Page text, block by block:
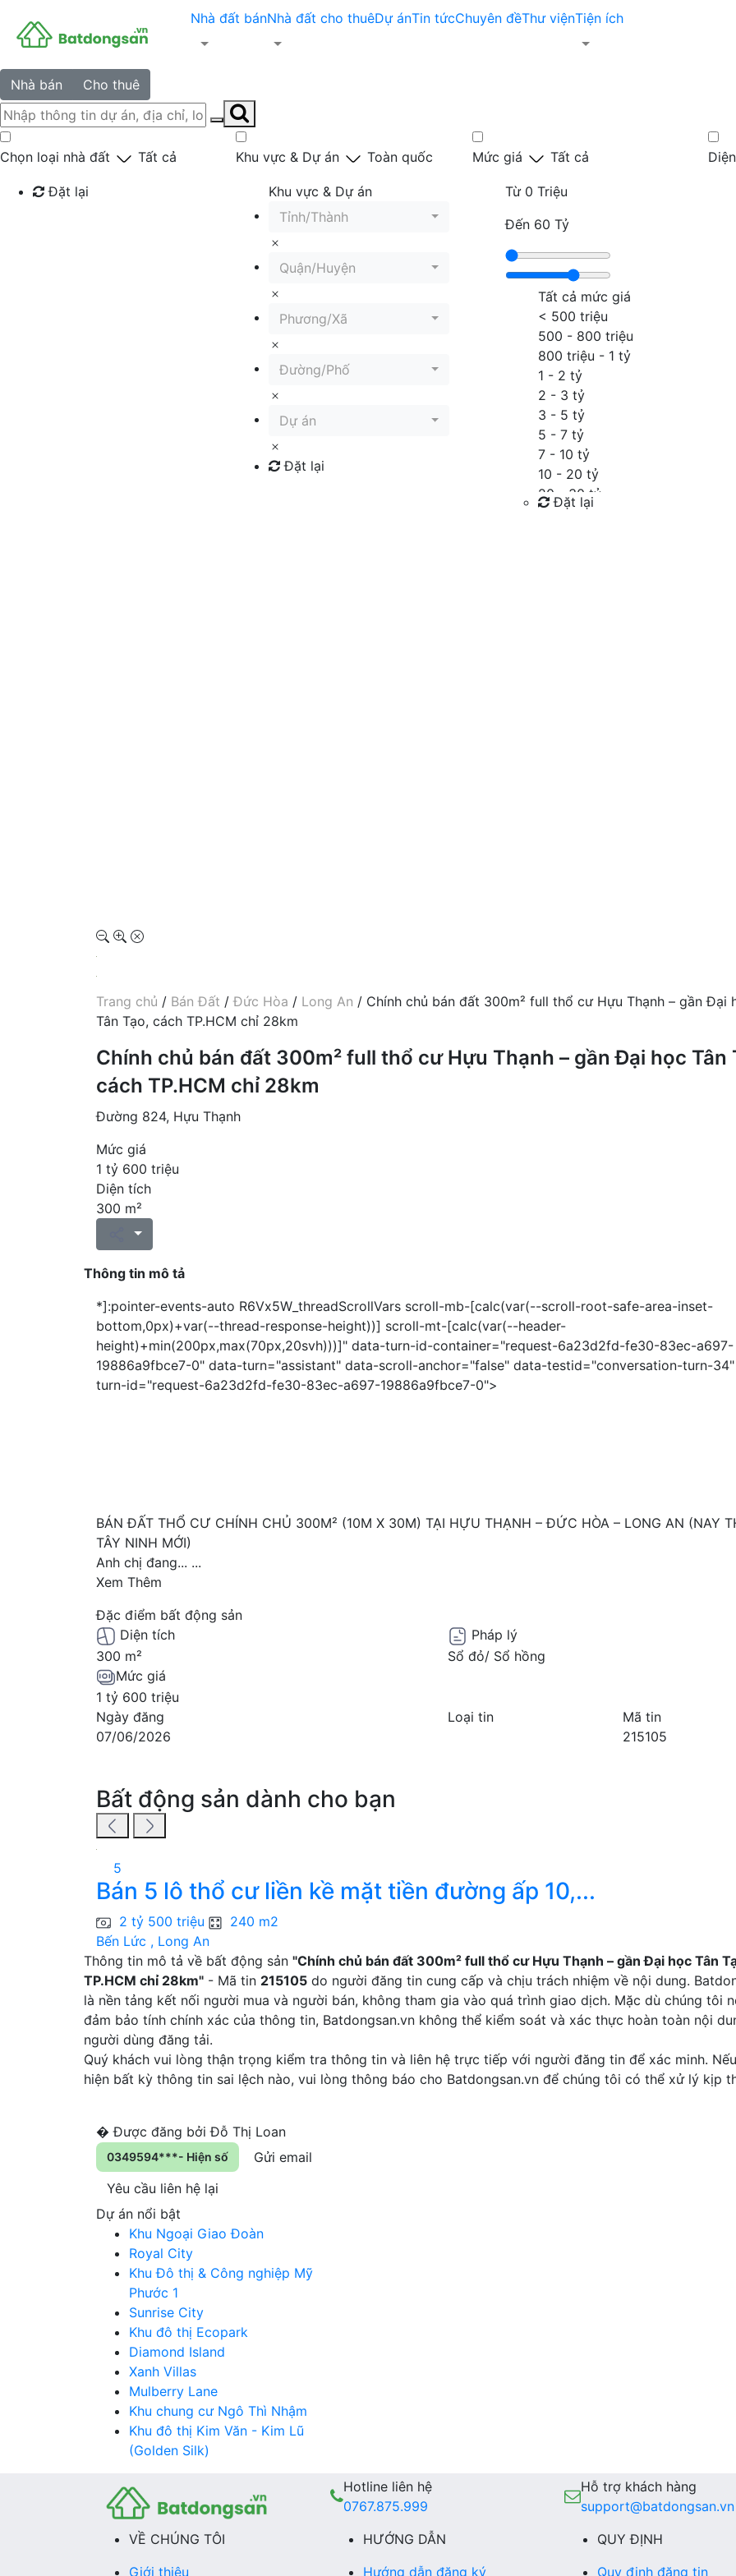
Nhà đất bánNhà đất cho thuêDự ánTin tứcChuyên đềThư việnTiện ích
Nhà bán Cho thuê
Chọn loại nhà đất Tất cả
Đặt lại
Khu vực & Dự án Toàn quốc
Khu vực & Dự án
Tỉnh/Thành
Quận/Huyện
Phương/Xã
Đường/Phố
Dự án
Đặt lại
Mức giá Tất cả
Từ 0 Triệu
Đến 60 Tỷ
Tất cả mức giá
< 500 triệu
500 - 800 triệu
800 triệu - 1 tỷ
1 - 2 tỷ
2 - 3 tỷ
3 - 5 tỷ
5 - 7 tỷ
7 - 10 tỷ
10 - 20 tỷ
20 - 30 tỷ
30 - 40 tỷ
Đặt lại
Trang chủ / Bán Đất / Đức Hòa / Long An / Chính chủ bán đất 300m² full thổ cư Hựu Thạnh – gần Đại
Tân Tạo, cách TP.HCM chỉ 28km
Chính chủ bán đất 300m² full thổ cư Hựu Thạnh – gần Đại học Tân
cách TP.HCM chỉ 28km
Đường 824, Hựu Thạnh
Mức giá
1 tỷ 600 triệu
Diện tích
300 m²
Thông tin mô tả
*]:pointer-events-auto R6Vx5W_threadScrollVars scroll-mb-[calc(var(--scroll-root-safe-area-inset-
bottom,0px)+var(--thread-response-height))] scroll-mt-[calc(var(--header-
height)+min(200px,max(70px,20svh)))]" data-turn-id-container="request-6a23d2fd-fe30-83ec-a697-
19886a9fbce7-0" data-turn="assistant" data-scroll-anchor="false" data-testid="conversation-turn-
turn-id="request-6a23d2fd-fe30-83ec-a697-19886a9fbce7-0">
BÁN ĐẤT THỔ CƯ CHÍNH CHỦ 300M² (10M X 30M) TẠI HỰU THẠNH – ĐỨC HÒA – LONG AN (NAY
TÂY NINH MỚI)
Anh chị đang... ...
Xem Thêm
Đặc điểm bất động sản
Diện tích
300 m²
Pháp lý
Sổ đỏ/ Sổ hồng
Mức giá
1 tỷ 600 triệu
Ngày đăng
07/06/2026
Loại tin
Mã tin
215105
Bất động sản dành cho bạn
5
Bán 5 lô thổ cư liền kề mặt tiền đường ấp 10,...
2 tỷ 500 triệu
240 m2
Bến Lức , Long An
Thông tin mô tả về bất động sản "Chính chủ bán đất 300m² full thổ cư Hựu Thạnh – gần Đại học Tân
TP.HCM chỉ 28km" - Mã tin 215105 do người đăng tin cung cấp và chịu trách nhiệm về nội dung.
là nền tảng kết nối người mua và người bán, không tham gia vào quá trình giao dịch. Mặc dù chúng tôi
đảm bảo tính chính xác của thông tin, Batdongsan.vn không thể kiểm soát và xác thực hoàn toàn nội
người dùng đăng tải.
Quý khách vui lòng thận trọng kiểm tra thông tin và liên hệ trực tiếp với người đăng tin để xác minh.
hiện bất kỳ thông tin sai lệch nào, vui lòng thông báo cho Batdongsan.vn để chúng tôi có thể xử lý kịp
� Được đăng bởi Đỗ Thị Loan
0349594***- Hiện số
Gửi email
Yêu cầu liên hệ lại
Dự án nổi bật
Khu Ngoại Giao Đoàn
Royal City
Khu Đô thị & Công nghiệp Mỹ
Phước 1
Sunrise City
Khu đô thị Ecopark
Diamond Island
Xanh Villas
Mulberry Lane
Khu chung cư Ngô Thì Nhậm
Khu đô thị Kim Văn - Kim Lũ
(Golden Silk)
Hotline liên hệ
0767.875.999
Hỗ trợ khách hàng
support@batdongsan.vn
VỀ CHÚNG TÔI
Giới thiệu
HƯỚNG DẪN
Hướng dẫn đăng ký
QUY ĐỊNH
Quy định đăng tin